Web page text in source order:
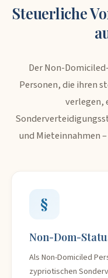
Steuerliche
Der Non-
Personen, die ihren
verlegen,
und Mieteinnahmen
§
Non-Dom-
Als Non-Domiciled
zypriotischen